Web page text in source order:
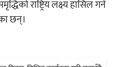
राष्ट्रिय लक्ष्य हासिल गर्न
छन्।